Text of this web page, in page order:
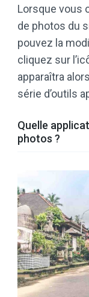
Lorsque vous
de photos du
pouvez la
cliquez sur
apparaîtra
série d’outils
Quelle
photos ?